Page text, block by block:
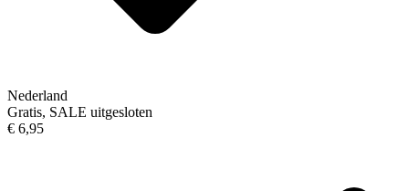
Nederland
Gratis, SALE uitgesloten
€ 6,95